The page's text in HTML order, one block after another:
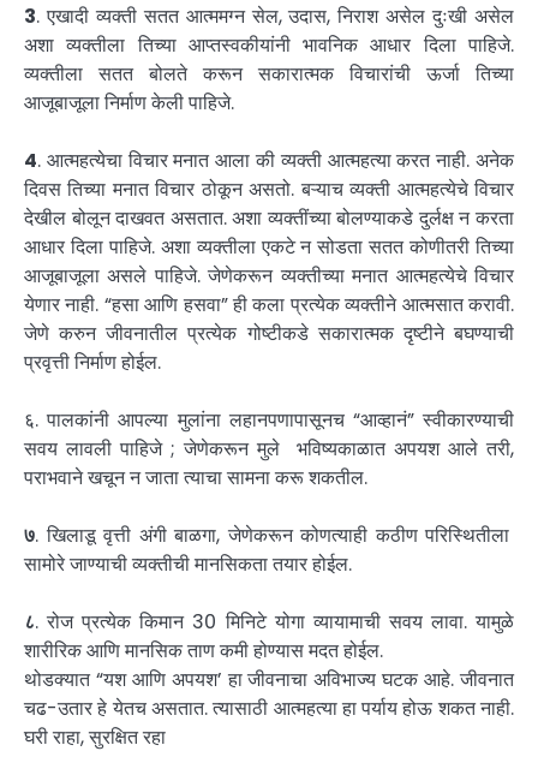
3. एखादी व्यक्ती सतत आत्ममग्न सेल, उदास, निराश असेल दुःखी असेल
अशा व्यक्तीला तिच्या आप्तस्वकीयांनी भावनिक आधार दिला पाहिजे.
व्यक्तीला सतत बोलते करून सकारात्मक विचारांची ऊर्जा तिच्या
आजूबाजूला निर्माण केली पाहिजे.
4. आत्महत्येचा विचार मनात आला की व्यक्ती आत्महत्या करत नाही. अनेक
दिवस तिच्या मनात विचार ठोकून असतो. बऱ्याच व्यक्ती आत्महत्येचे विचार
देखील बोलून दाखवत असतात. अशा व्यक्तींच्या बोलण्याकडे दुर्लक्ष न करता
आधार दिला पाहिजे. अशा व्यक्तीला एकटे न सोडता सतत कोणीतरी तिच्या
आजूबाजूला असले पाहिजे. जेणेकरून व्यक्तीच्या मनात आत्महत्येचे विचार
येणार नाही. “हसा आणि हसवा” ही कला प्रत्येक व्यक्तीने आत्मसात करावी.
जेणे करुन जीवनातील प्रत्येक गोष्टीकडे सकारात्मक दृष्टीने बघण्याची
प्रवृत्ती निर्माण होईल.
६. पालकांनी आपल्या मुलांना लहानपणापासूनच “आव्हानं” स्वीकारण्याची
सवय लावली पाहिजे ; जेणेकरून मुले भविष्यकाळात अपयश आले तरी,
पराभवाने खचून न जाता त्याचा सामना करू शकतील.
७. खिलाडू वृत्ती अंगी बाळगा, जेणेकरून कोणत्याही कठीण परिस्थितीला
सामोरे जाण्याची व्यक्तीची मानसिकता तयार होईल.
८. रोज प्रत्येक किमान 30 मिनिटे योगा व्यायामाची सवय लावा. यामुळे
शारीरिक आणि मानसिक ताण कमी होण्यास मदत होईल.
थोडक्यात “यश आणि अपयश’ हा जीवनाचा अविभाज्य घटक आहे. जीवनात
चढ-उतार हे येतच असतात. त्यासाठी आत्महत्या हा पर्याय होऊ शकत नाही.
घरी राहा, सुरक्षित रहा